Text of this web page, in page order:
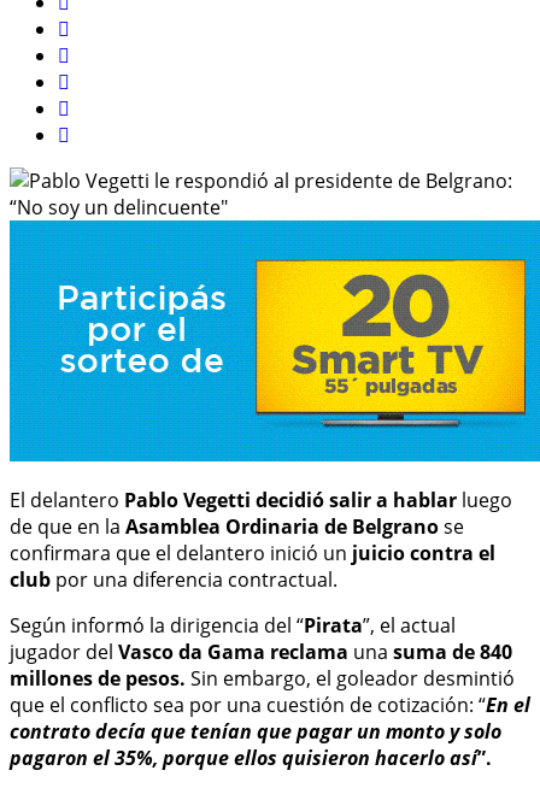
El delantero Pablo Vegetti decidió salir a hablar luego
de que en la Asamblea Ordinaria de Belgranose
confirmara que el delantero inició un juicio contra el
club por una diferencia contractual.
Según informó la dirigencia del “Pirata”, el actual
jugador del Vasco da Gama reclama una suma de 840
millones de pesos. Sin embargo, el goleador desmintió
que el conflicto sea por una cuestión de cotización: “En el
contrato decía que tenían que pagar un monto y solo
pagaron el 35%, porque ellos quisieron hacerlo así”.